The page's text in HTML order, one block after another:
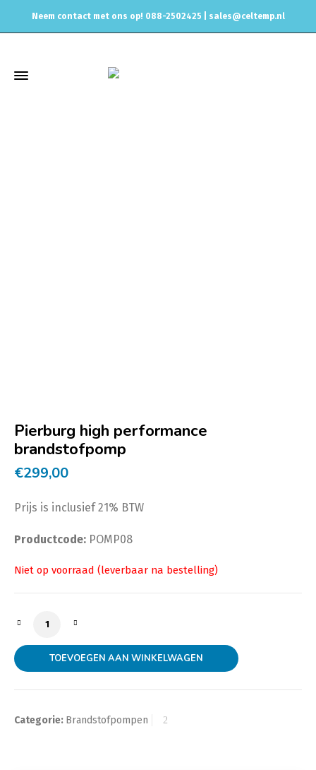
Neem contact met ons op! 088-2502425 | sales@celtemp.nl
Pierburg high performance
brandstofpomp
€299,00
Prijs is inclusief 21% BTW
Productcode: POMP08
Pierburg high performance brandstofpomp aantal
TOEVOEGEN AAN WINKELWAGEN
Categorie: Brandstofpompen